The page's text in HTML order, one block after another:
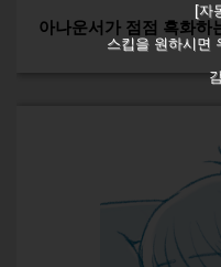
[자
스킵을 원하시면
아나운서가 점점 흑화하